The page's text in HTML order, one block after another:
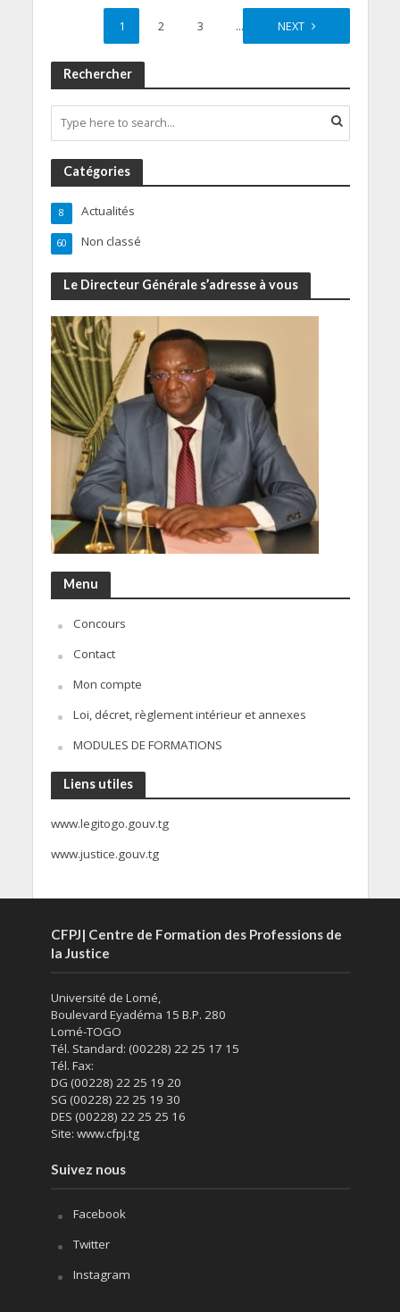
1 2 3 … 12
NEXT
Rechercher
Catégories
Actualités
8
Non classé
60
Le Directeur Générale s’adresse à vous
Menu
Concours
Contact
Mon compte
Loi, décret, règlement intérieur et annexes
MODULES DE FORMATIONS
Liens utiles
www.legitogo.gouv.tg
www.justice.gouv.tg
CFPJ| Centre de Formation des Professions de
la Justice
Université de Lomé,
Boulevard Eyadéma 15 B.P. 280
Lomé-TOGO
Tél. Standard: (00228) 22 25 17 15
Tél. Fax:
DG (00228) 22 25 19 20
SG (00228) 22 25 19 30
DES (00228) 22 25 25 16
Site: www.cfpj.tg
Suivez nous
Facebook
Twitter
Instagram